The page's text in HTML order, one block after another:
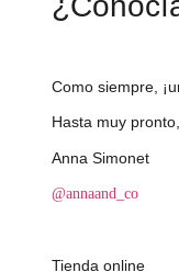
Como siempre,
Hasta muy pronto,
Anna Simonet
@annaand_co
Tienda online